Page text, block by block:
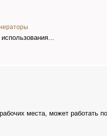
места, может работать